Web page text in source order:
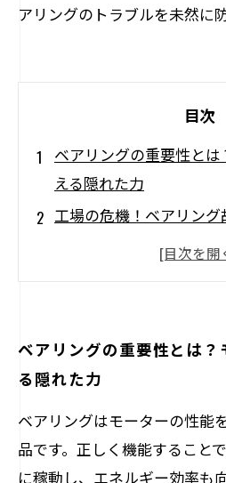
アリングのトラブルを未然に
目次
ベアリングの重要性と
える隠れた力
工場の危機！ベアリン
未然に防ぐ！効果的な
クポイントは？
テクニック
トラブルを未然に防ぐ
ベアリングの重要性とは
る隠れた力
ベアリングはモーターの性能
品です。正しく機能すること
に稼動し、エネルギー効率も